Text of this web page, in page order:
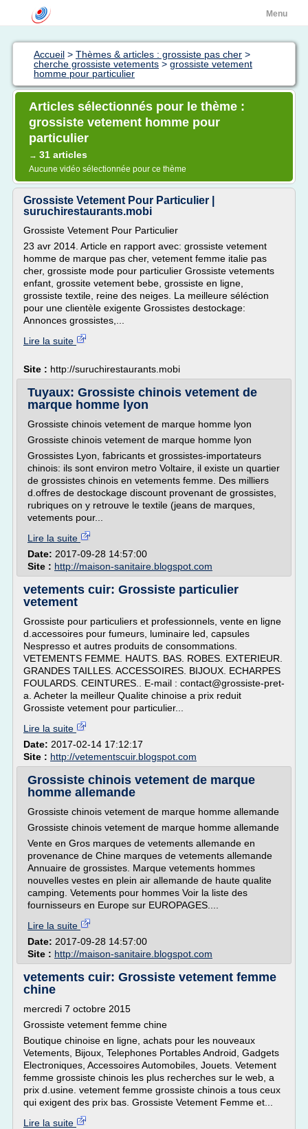
Menu
Accueil > Thèmes & articles : grossiste pas cher >
cherche grossiste vetements > grossiste vetement
homme pour particulier
Articles sélectionnés pour le thème :
grossiste vetement homme pour
particulier
→ 31 articles
Aucune vidéo sélectionnée pour ce thème
Grossiste Vetement Pour Particulier |
suruchirestaurants.mobi
Grossiste Vetement Pour Particulier
23 avr 2014. Article en rapport avec: grossiste vetement
homme de marque pas cher, vetement femme italie pas
cher, grossiste mode pour particulier Grossiste vetements
enfant, grossite vetement bebe, grossiste en ligne,
grossiste textile, reine des neiges. La meilleure séléction
pour une clientèle exigente Grossistes destockage:
Annonces grossistes,...
Lire la suite
Site : http://suruchirestaurants.mobi
Tuyaux: Grossiste chinois vetement de
marque homme lyon
Grossiste chinois vetement de marque homme lyon
Grossiste chinois vetement de marque homme lyon
Grossistes Lyon, fabricants et grossistes-importateurs
chinois: ils sont environ metro Voltaire, il existe un quartier
de grossistes chinois en vetements femme. Des milliers
d.offres de destockage discount provenant de grossistes,
rubriques on y retrouve le textile (jeans de marques,
vetements pour...
Lire la suite
Date: 2017-09-28 14:57:00
Site : http://maison-sanitaire.blogspot.com
vetements cuir: Grossiste particulier
vetement
Grossiste pour particuliers et professionnels, vente en ligne
d.accessoires pour fumeurs, luminaire led, capsules
Nespresso et autres produits de consommations.
VETEMENTS FEMME. HAUTS. BAS. ROBES. EXTERIEUR.
GRANDES TAILLES. ACCESSOIRES. BIJOUX. ECHARPES
FOULARDS. CEINTURES.. E-mail : contact@grossiste-pret-
a. Acheter la meilleur Qualite chinoise a prix reduit
Grossiste vetement pour particulier...
Lire la suite
Date: 2017-02-14 17:12:17
Site : http://vetementscuir.blogspot.com
Grossiste chinois vetement de marque
homme allemande
Grossiste chinois vetement de marque homme allemande
Grossiste chinois vetement de marque homme allemande
Vente en Gros marques de vetements allemande en
provenance de Chine marques de vetements allemande
Annuaire de grossistes. Marque vetements hommes
nouvelles vestes en plein air allemande de haute qualite
camping. Vetements pour hommes Voir la liste des
fournisseurs en Europe sur EUROPAGES....
Lire la suite
Date: 2017-09-28 14:57:00
Site : http://maison-sanitaire.blogspot.com
vetements cuir: Grossiste vetement femme
chine
mercredi 7 octobre 2015
Grossiste vetement femme chine
Boutique chinoise en ligne, achats pour les nouveaux
Vetements, Bijoux, Telephones Portables Android, Gadgets
Electroniques, Accessoires Automobiles, Jouets. Vetement
femme grossiste chinois les plus recherches sur le web, a
prix d.usine. vetement femme grossiste chinois a tous ceux
qui exigent des prix bas. Grossiste Vetement Femme et...
Lire la suite